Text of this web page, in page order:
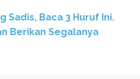
Sadis, Baca 3 Huruf Ini.
Berikan Segalanya